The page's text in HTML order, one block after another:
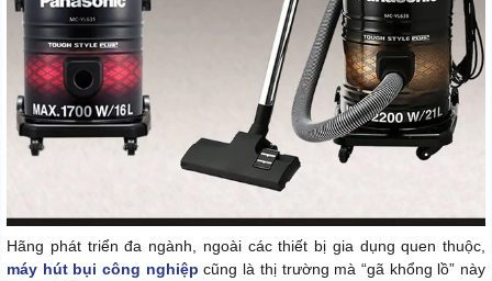
Hãng phát triển đa ngành, ngoài các thiết bị gia dụng quen thuộc,
máy hút bụi công nghiệp cũng là thị trường mà “gã khổng lồ” này